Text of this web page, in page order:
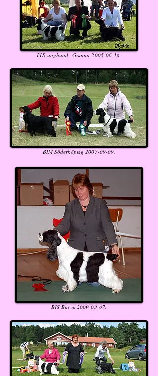
BIS-unghund Gränna2005-06-18.
BIM Söderköping2007-09-09.
BIS Barva 2009-03-07.